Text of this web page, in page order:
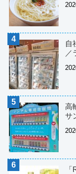
自
／
高
サ